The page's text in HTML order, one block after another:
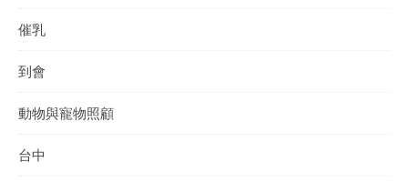
催乳
到會
動物與寵物照顧
台中